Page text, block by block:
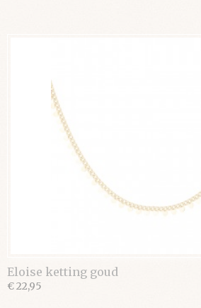
Eloise ketting goud
€ 22,95